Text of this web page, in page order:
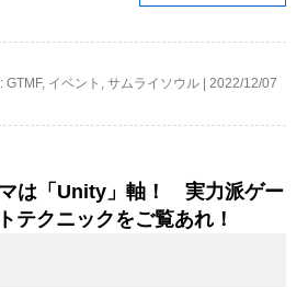
GTMF, イベント , サムライソウル
2022/12/07
は「Unity」軸！ 実力派ゲー
テクニックをご覧あれ！